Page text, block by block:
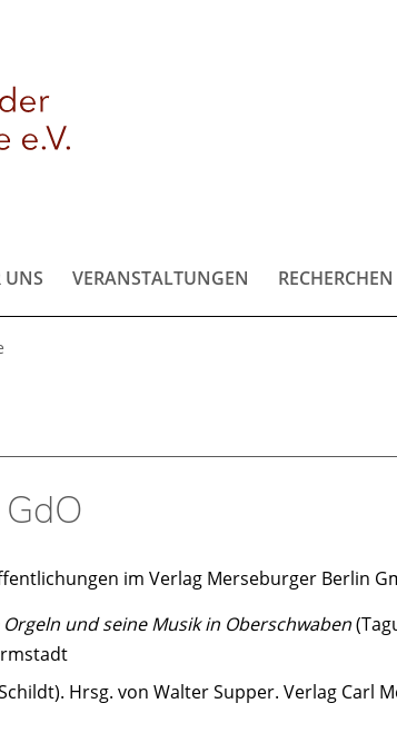
UNS VERANSTALTUNGEN RECHERCHEN
im Verlag Merseburger Berlin
und seine Musik in Oberschwaben
Hrsg. von Walter Supper. Verlag Carl